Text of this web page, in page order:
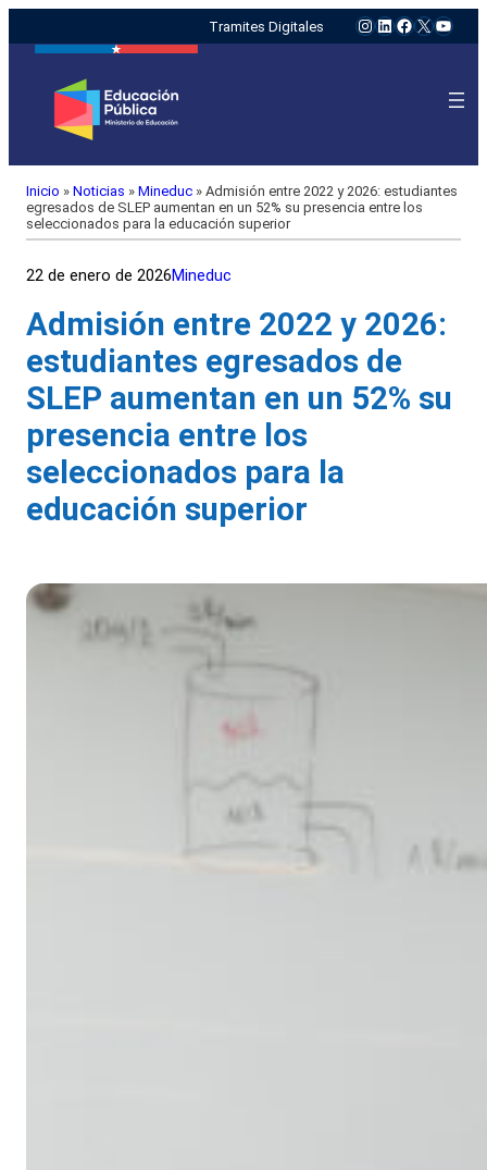
Tramites Digitales Instagram
LinkedIn
Facebook
X
Inicio » Noticias » Mineduc » Admisión entre 2022 y 2026: estudiantes
egresados de SLEP aumentan en un 52% su presencia entre los
seleccionados para la educación superior
22 de enero de 2026Mineduc
Admisión entre 2022 y 2026:
estudiantes egresados de
SLEP aumentan en un 52% su
presencia entre los
seleccionados para la
educación superior